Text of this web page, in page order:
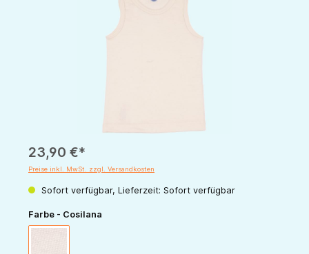
23,90 €*
Preise inkl. MwSt. zzgl. Versandkosten
Sofort verfügbar, Lieferzeit: Sofort verfügbar
Farbe - Cosilana